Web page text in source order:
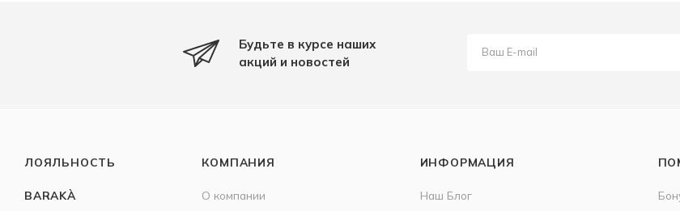
Будьте в курсе наших
акций и новостей
ЛОЯЛЬНОСТЬ
BARAKÀ
КОМПАНИЯ
О компании
ИНФОРМАЦИЯ
Наш Блог